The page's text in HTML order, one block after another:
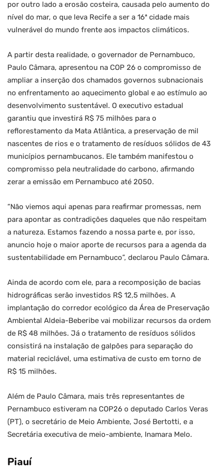
por outro lado a erosão costeira, causada pelo aumento do
nível do mar, o que leva Recife a ser a 16ª cidade mais
vulnerável do mundo frente aos impactos climáticos.
A partir desta realidade, o governador de Pernambuco,
Paulo Câmara, apresentou na COP 26 o compromisso de
ampliar a inserção dos chamados governos subnacionais
no enfrentamento ao aquecimento global e ao estímulo ao
desenvolvimento sustentável. O executivo estadual
garantiu que investirá R$ 75 milhões para o
reflorestamento da Mata Atlântica, a preservação de mil
nascentes de rios e o tratamento de resíduos sólidos de 43
municípios pernambucanos. Ele também manifestou o
compromisso pela neutralidade do carbono, afirmando
zerar a emissão em Pernambuco até 2050.
“Não viemos aqui apenas para reafirmar promessas, nem
para apontar as contradições daqueles que não respeitam
a natureza. Estamos fazendo a nossa parte e, por isso,
anuncio hoje o maior aporte de recursos para a agenda da
sustentabilidade em Pernambuco”, declarou Paulo Câmara.
Ainda de acordo com ele, para a recomposição de bacias
hidrográficas serão investidos R$ 12,5 milhões. A
implantação do corredor ecológico da Área de Preservação
Ambiental Aldeia-Beberibe vai mobilizar recursos da ordem
de R$ 48 milhões. Já o tratamento de resíduos sólidos
consistirá na instalação de galpões para separação do
material reciclável, uma estimativa de custo em torno de
R$ 15 milhões.
Além de Paulo Câmara, mais três representantes de
Pernambuco estiveram na COP26 o deputado Carlos Veras
(PT), o secretário de Meio Ambiente, José Bertotti, e a
Secretária executiva de meio-ambiente, Inamara Melo.
Piauí